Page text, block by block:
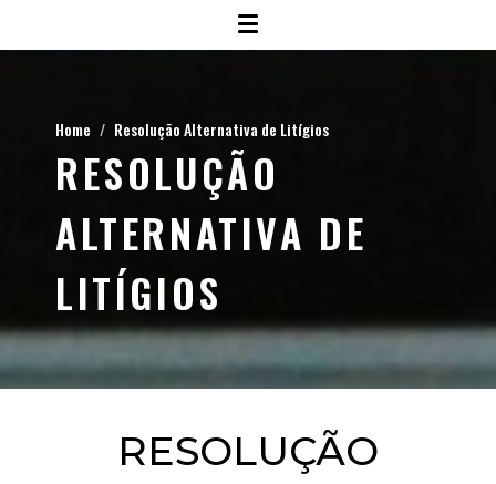
Home Resolução Alternativa de Litígios
RESOLUÇÃO
ALTERNATIVA DE
LITÍGIOS
RESOLUÇÃO